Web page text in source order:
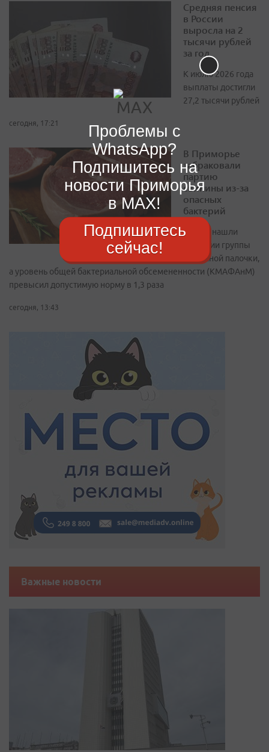
Средняя пенсия
в России
выросла на 2
тысячи рублей
за год
К июлю 2026 года
выплаты достигли
27,2 тысячи рублей
сегодня, 17:21
В Приморье
забраковали
партию
свинины из-за
опасных
бактерий
В мясе нашли
бактерии группы
кишечной палочки,
а уровень общей бактериальной обсемененности (КМАФАнМ)
превысил допустимую норму в 1,3 раза
сегодня, 13:43
Важные новости
Проблемы с
WhatsApp?
Подпишитесь на
новости Приморья
в MAX!
Подпишитесь
сейчас!